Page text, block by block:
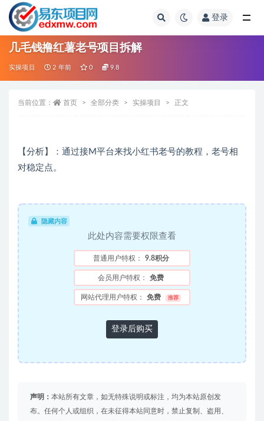
登录
几毛钱撸红薯老号项目拆解
实操项目 2 年前 0 9.8
当前位置： 首页 全部分类 实操项目 正文
【分析】：通过接M平台来找小红书老号的教程，老号相
对稳定点。
隐藏内容
此处内容需要权限查看
普通用户特权： 9.8积分
会员用户特权： 免费
网站代理用户特权： 免费 推荐
登录后购买
声明： 本站所有文章，如无特殊说明或标注，均为本站原创发
布。任何个人或组织，在未征得本站同意时，禁止复制、盗用、